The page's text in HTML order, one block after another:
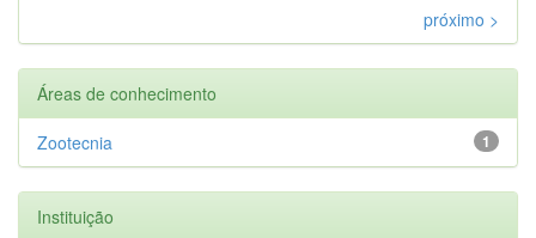
próximo >
Áreas de conhecimento
1
Zootecnia
Instituição